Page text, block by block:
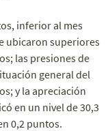
inferior al mes
ubicaron superiores
las presiones de
general del
y la apreciación
en un nivel de 30,3
0,2 puntos.